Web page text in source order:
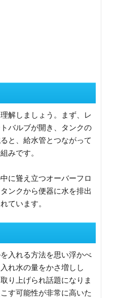
解しましょう。まず、レ
バルブが開き、タンクの
と、給水管とつながって
みです。
に聳え立つオーバーフロ
ンクから便器に水を排出
ています。
入れる方法を思い浮かべ
れ水の量をかさ増しし
り上げられ話題になりま
す可能性が非常に高いた